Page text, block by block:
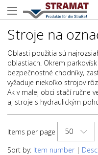
Stroje na
Oblasti použitia sú
oblastiach. Okrem
bezpečnostné chodníky,
vyžaduje niekoľko strojov
Ak v malej obci stačí ručne
aj stroje s hydraulickým
Items per page
50
Sort by: Item number |